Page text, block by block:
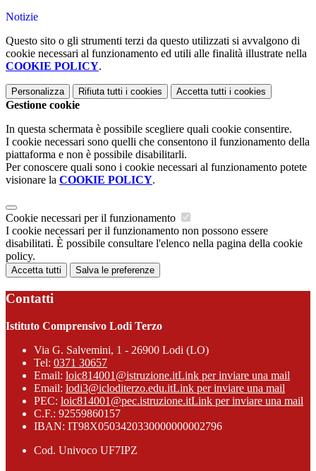
Notizie
Questo sito o gli strumenti terzi da questo utilizzati si avvalgono di
cookie necessari al funzionamento ed utili alle finalità illustrate nella
COOKIE POLICY.
Personalizza Rifiuta tutti i cookies Accetta tutti i cookies
Gestione cookie
In questa schermata è possibile scegliere quali cookie consentire.
I cookie necessari sono quelli che consentono il funzionamento della
piattaforma e non è possibile disabilitarli.
Per conoscere quali sono i cookie necessari al funzionamento potete
visionare la COOKIE POLICY.
Cookie necessari per il funzionamento
I cookie necessari per il funzionamento non possono essere
disabilitati. È possibile consultare l'elenco nella pagina della cookie
policy.
Accetta tutti Salva le preferenze
Contatti
Istituto Comprensivo Lodi Terzo
Via G. Salvemini, 1 - 26900 Lodi (LO)
Tel: 0371 30657
Email: loic814001@istruzione.itLink per inviare una mail
Email: lodi3@icloditerzo.edu.itLink per inviare una mail
PEC: loic814001@pec.istruzione.itLink per inviare una mail
C.F.: 92559860157
IBAN: IT98X0503420330000000002796
Cod. Univoco UF7IPZ